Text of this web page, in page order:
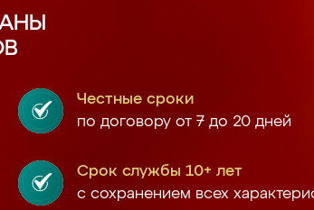
Честные сроки
по договору от 7 до 20 дней
Срок службы 10+ лет
с сохранением всех